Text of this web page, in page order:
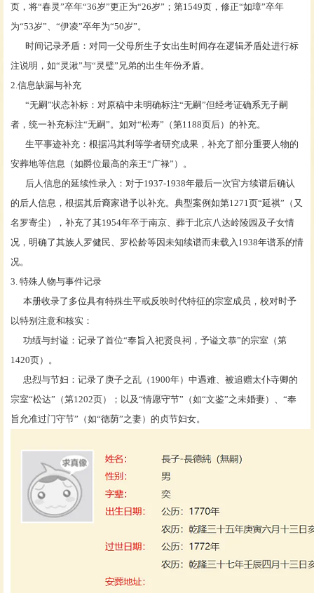
页，将“春灵”卒年“36岁”更正为“26岁”；第1549页，修正“如璋”卒年
为“53岁”、“伊凌”卒年为“50岁”。
时间记录矛盾：对同一父母所生子女出生时间存在逻辑矛盾处进行标
注说明，如“灵湫”与“灵璧”兄弟的出生年份矛盾。
2.信息缺漏与补充
“无嗣”状态补标：对原稿中未明确标注“无嗣”但经考证确系无子嗣
者，统一补充标注“无嗣”。如对“松寿”（第1188页后）的补充。
生平事迹补充：根据冯其利等学者研究成果，补充了部分重要人物的
安葬地等信息（如爵位最高的亲王“广禄”）。
后人信息的延续性录入：对于1937-1938年最后一次官方续谱后确认
的后人信息，根据其后裔家谱予以补充。典型案例如第1271页“延祺”（又
名罗寄尘），补充了其1954年卒于南京、葬于北京八达岭陵园及子女情
况，明确了其族人罗健民、罗松龄等因未知续谱而未载入1938年谱系的情
况。
3. 特殊人物与事件记录
本册收录了多位具有特殊生平或反映时代特征的宗室成员，校对时予
以特别注意和核实：
功绩与封谥：记录了首位“奉旨入祀贤良祠，予谥文恭”的宗室（第
1420页）。
忠烈与节妇：记录了庚子之乱（ 1900年）中遇难、被追赠太仆寺卿的
宗室“松达”（第1202页）；以及“情愿守节”（如“文鉴”之未婚妻）、“奉
旨允准过门守节”（如“德荫”之妻）的贞节妇女。